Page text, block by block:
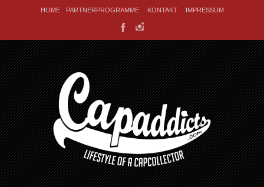
HOME PARTNERPROGRAMME KONTAKT IMPRESSUM